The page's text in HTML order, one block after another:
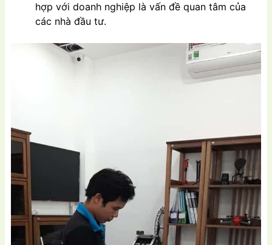
hợp với doanh nghiệp là vấn đề quan tâm của
các nhà đầu tư.